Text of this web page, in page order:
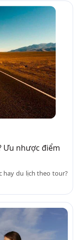
Ưu nhược điểm
hay du lịch theo tour?